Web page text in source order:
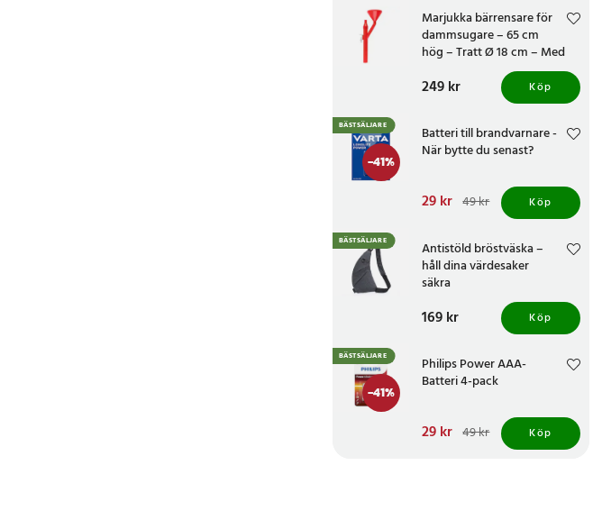
Marjukka bärrensare för
dammsugare – 65 cm
hög – Tratt Ø 18 cm – Med
två munstycken
Pris:249 kr
249 kr Köp
-41%
BÄSTSÄLJARE
Batteri till brandvarnare -
När bytte du senast?
Nuvarande pris
Tidigare pris 49 kr
29 kr 49 kr Köp
BÄSTSÄLJARE
Antistöld bröstväska –
håll dina värdesaker
säkra
Pris :169 kr
169 kr Köp
-41%
BÄSTSÄLJARE
Philips Power AAA-
Batteri 4-pack
Nuvarande pris
Tidigare pris 49 kr
29 kr 49 kr Köp